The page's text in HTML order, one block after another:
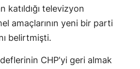
katıldığı televizyon
amaçlarının yeni bir parti
belirtmişti.
CHP'yi geri almak